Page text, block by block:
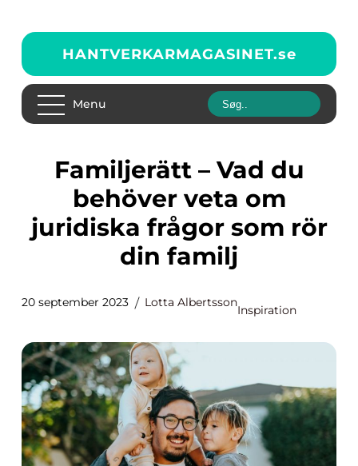
HANTVERKARMAGASINET.se
Menu
Familjerätt – Vad du
behöver veta om
juridiska frågor som rör
din familj
20 september 2023 Lotta Albertsson
Inspiration